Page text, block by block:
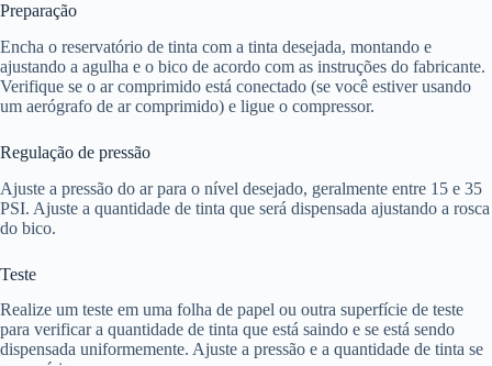
Preparação
Encha o reservatório de tinta com a tinta desejada, montando e
ajustando a agulha e o bico de acordo com as instruções do fabricante.
Verifique se o ar comprimido está conectado (se você estiver usando
um aerógrafo de ar comprimido) e ligue o compressor.
Regulação de pressão
Ajuste a pressão do ar para o nível desejado, geralmente entre 15 e 35
PSI. Ajuste a quantidade de tinta que será dispensada ajustando a rosca
do bico.
Teste
Realize um teste em uma folha de papel ou outra superfície de teste
para verificar a quantidade de tinta que está saindo e se está sendo
dispensada uniformemente. Ajuste a pressão e a quantidade de tinta se